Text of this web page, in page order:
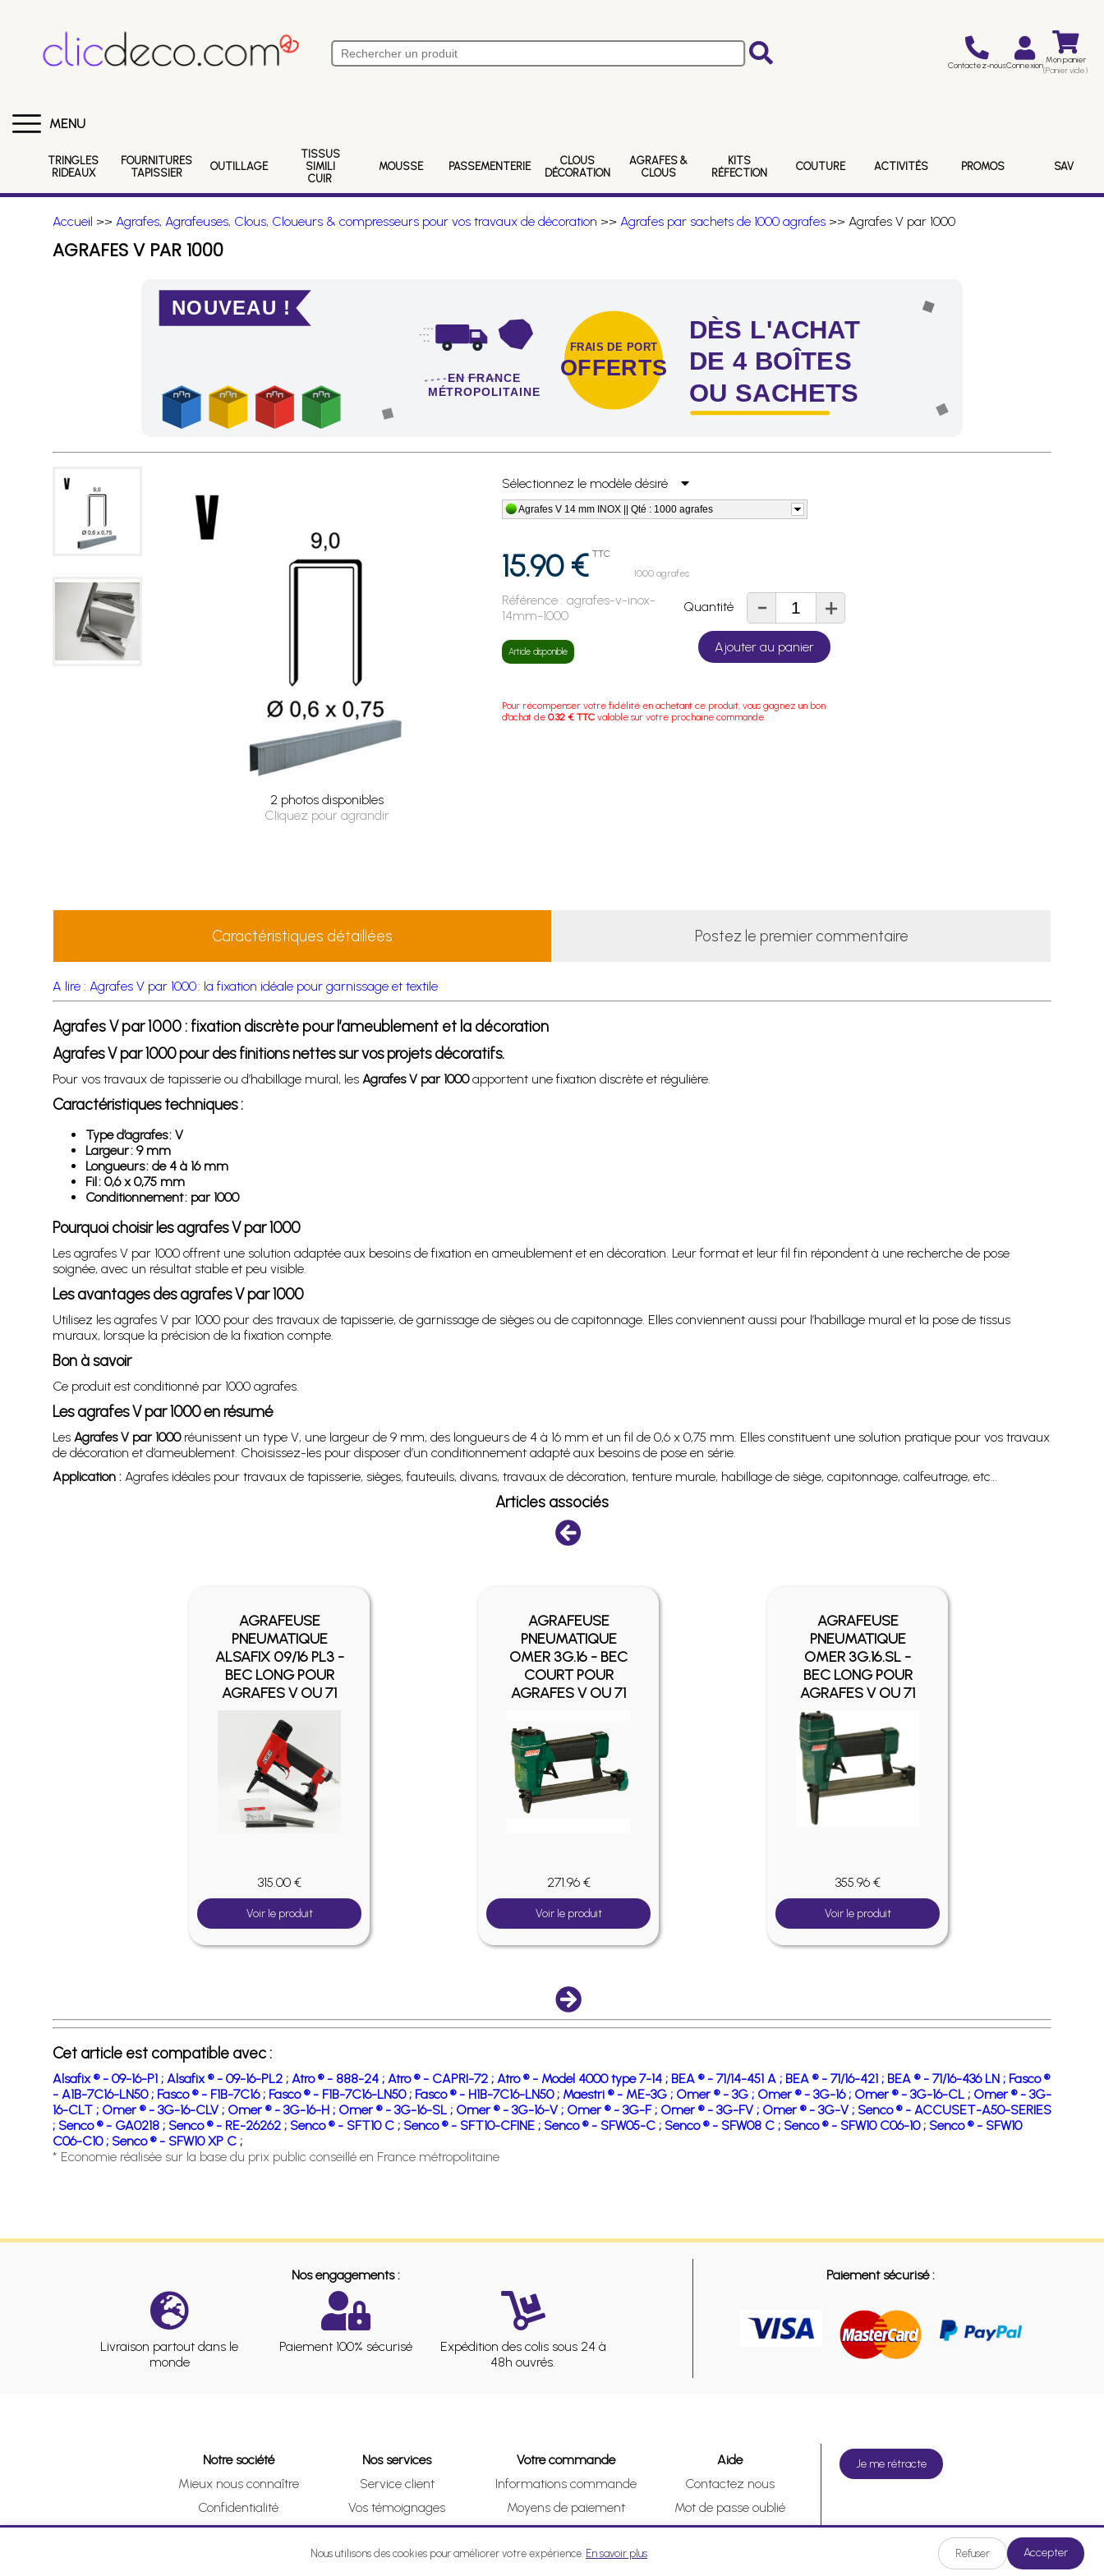
Contactez-nousConnexion Mon panier
(Panier vide)
MENU
TRINGLES
RIDEAUX
FOURNITURES
TAPISSIER
OUTILLAGE
TISSUS
SIMILI
CUIR
MOUSSE PASSEMENTERIE
CLOUS
DÉCORATION
AGRAFES &
CLOUS
KITS
RÉFECTION
COUTURE ACTIVITÉS PROMOS SAV
Accueil >> Agrafes, Agrafeuses, Clous, Cloueurs & compresseurs pour vos travaux de décoration >> Agrafes par sachets de 1000 agrafes>> Agrafes V par 1000
AGRAFES V PAR 1000
NOUVEAU !
EN FRANCE
MÉTROPOLITAINE
FRAIS DE PORT
OFFERTS
DÈS L'ACHAT
DE 4 BOÎTES
OU SACHETS
Frais de port offerts en France métropolitaine dès l'achat de 4 sachets ou boîtes d'agrafes ou de pointes !
2 photos disponibles
Cliquez pour agrandir
Sélectionnez le modèle désiré
Agrafes V 14 mm INOX || Qté : 1000 agrafes
15.90 € TTC
1000 agrafes
Référence :agrafes-v-inox-
14mm-1000
Article disponible
Quantité - +
Ajouter au panier
Pour récompenser votre fidélité en achetant ce produit, vous gagnez un bon
d'achat de0.32 € TTC valable sur votre prochaine commande.
Caractéristiques détaillées Postez le premier commentaire
A lire : Agrafes V par 1000 : la fixation idéale pour garnissage et textile
Agrafes V par 1000 : fixation discrète pour l’ameublement et la décoration
Agrafes V par 1000 pour des finitions nettes sur vos projets décoratifs.
Pour vos travaux de tapisserie ou d’habillage mural, les Agrafes V par 1000apportent une fixation discrète et régulière.
Caractéristiques techniques :
Type d’agrafes : V
Largeur : 9 mm
Longueurs : de 4 à 16 mm
Fil : 0,6 x 0,75 mm
Conditionnement : par 1000
Pourquoi choisir les agrafes V par 1000
Les agrafes V par 1000 offrent une solution adaptée aux besoins de fixation en ameublement et en décoration. Leur format et leur fil fin répondent à une recherche de pose
soignée, avec un résultat stable et peu visible.
Les avantages des agrafes V par 1000
Utilisez les agrafes V par 1000 pour des travaux de tapisserie, de garnissage de sièges ou de capitonnage. Elles conviennent aussi pour l’habillage mural et la pose de tissus
muraux, lorsque la précision de la fixation compte.
Bon à savoir
Ce produit est conditionné par 1000 agrafes.
Les agrafes V par 1000 en résumé
Les Agrafes V par 1000réunissent un type V, une largeur de 9 mm, des longueurs de 4 à 16 mm et un fil de 0,6 x 0,75 mm. Elles constituent une solution pratique pour vos travaux
de décoration et d’ameublement. Choisissez-les pour disposer d’un conditionnement adapté aux besoins de pose en série.
Application :Agrafes idéales pour travaux de tapisserie, sièges, fauteuils, divans, travaux de décoration, tenture murale, habillage de siège, capitonnage, calfeutrage, etc…
Articles associés
AGRAFEUSE
PNEUMATIQUE
ALSAFIX 09/16 PL3 -
BEC LONG POUR
AGRAFES V OU 71
315.00 €
Voir le produit
AGRAFEUSE
PNEUMATIQUE
OMER 3G.16 - BEC
COURT POUR
AGRAFES V OU 71
271.96 €
Voir le produit
AGRAFEUSE
PNEUMATIQUE
OMER 3G.16.SL -
BEC LONG POUR
AGRAFES V OU 71
355.96 €
Voir le produit
Cet article est compatible avec :
Alsafix ® - 09-16-P1 ; Alsafix ® - 09-16-PL2 ; Atro ® - 888-24 ; Atro ® - CAPRI-72 ; Atro ® - Model 4000 type 7-14 ; BEA ® - 71/14-451 A ; BEA ® - 71/16-421 ; BEA ® - 71/16-436 LN ; Fasco ®
- A1B-7C16-LN50 ; Fasco ® - F1B-7C16 ; Fasco ® - F1B-7C16-LN50 ; Fasco ® - H1B-7C16-LN50 ; Maestri ® - ME-3G ; Omer ® - 3G ; Omer ® - 3G-16 ; Omer ® - 3G-16-CL ; Omer ® - 3G-
16-CLT ; Omer ® - 3G-16-CLV ; Omer ® - 3G-16-H ; Omer ® - 3G-16-SL ; Omer ® - 3G-16-V ; Omer ® - 3G-F ; Omer ® - 3G-FV ; Omer ® - 3G-V ; Senco ® - ACCUSET-A50-SERIES
; Senco ® - GA0218 ; Senco ® - RE-26262 ; Senco ® - SFT10 C ; Senco ® - SFT10-CFINE ; Senco ® - SFW05-C ; Senco ® - SFW08 C ; Senco ® - SFW10 C06-10 ; Senco ® - SFW10
C06-C10 ; Senco ® - SFW10 XP C ;
* Economie réalisée sur la base du prix public conseillé en France métropolitaine
Nos engagements :
Livraison partout dans le
monde
Paiement 100% sécurisé
Expédition des colis sous 24 à
48h ouvrés.
Paiement sécurisé :
Notre société
Mieux nous connaître
Confidentialité
CGV
Nos services
Service client
Vos témoignages
Clic & Collect (DRIVE)
Votre commande
Informations commande
Moyens de paiement
Suivre vos achats
Aide
Contactez nous
Mot de passe oublié
Je me rétracte
Je me rétracte
Nous utilisons des cookies pour améliorer votre expérience. En savoir plus Refuser Accepter